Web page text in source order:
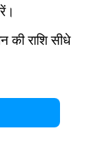
की राशि सीधे